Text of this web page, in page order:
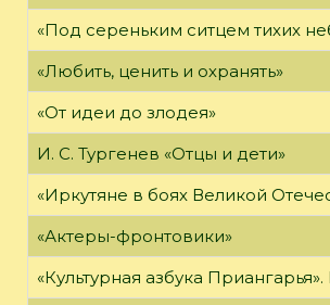
«Под сереньким ситцем тихих
«Любить, ценить и охранять»
«От идеи до злодея»
И. С. Тургенев «Отцы и дети»
«Иркутяне в боях Великой
«Актеры-фронтовики»
«Культурная азбука